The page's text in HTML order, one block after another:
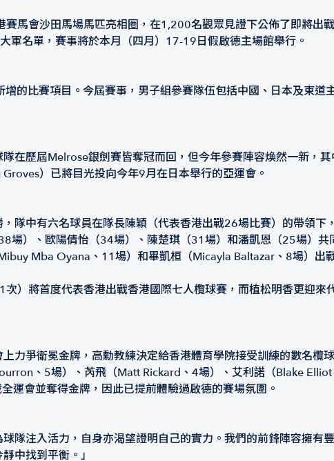
馬會沙田馬場馬匹亮相圈，在1,200名觀眾見證下公佈了即將出
軍名單，賽事將於本月（四月）17-19日假啟德主場館舉行。
的比賽項目。今屆賽事，男子組參賽隊伍包括中國、日本及東道
在歷屆Melrose銀劍賽皆奪冠而回，但今年參賽陣容煥然一新，
）已將目光投向今年9月在日本舉行的亞運會。
隊中有六名球員在隊長陳穎（代表香港出戰26場比賽）的帶領
場）、歐陽倩怡（34場）、陳楚琪（31場）和潘凱恩（25場）
Mba Oyana、11場）和畢凱桓（Micayla Baltazar、8場）出
）將首度代表香港出戰香港國際七人欖球賽，而植松明香更迎來
力爭衛冕金牌，高勳教練決定給香港體育學院接受訓練的數名欖
、5場）、芮飛（Matt Rickard、4場）、艾利諾（Blake
運會並奪得金牌，因此已提前體驗過啟德的賽場氛圍。
隊注入活力，自身亦渴望證明自己的實力。我們的前鋒陣容擁有
中找到平衡。」